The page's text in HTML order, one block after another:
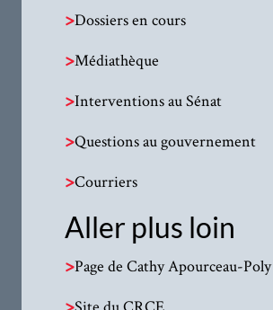
>Dossiers en cours
>Médiathèque
>Interventions au Sénat
>Questions au gouvernement
>Courriers
Aller plus loin
>Page de Cathy Apourceau-Poly